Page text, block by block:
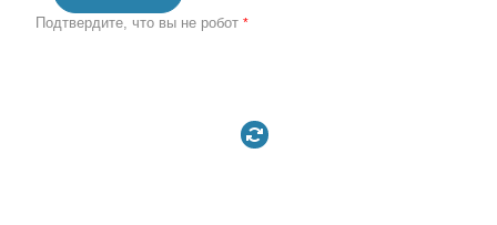
Подтвердите, что вы не робот *